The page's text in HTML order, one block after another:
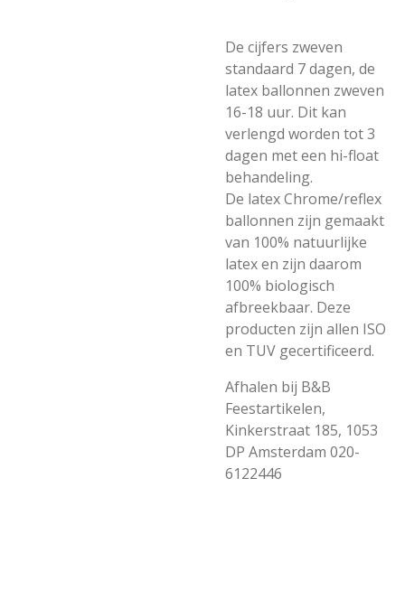
De cijfers zweven
standaard 7 dagen, de
latex ballonnen zweven
16-18 uur. Dit kan
verlengd worden tot 3
dagen met een hi-float
behandeling.
De latex Chrome/reflex
ballonnen zijn gemaakt
van 100% natuurlijke
latex en zijn daarom
100% biologisch
afbreekbaar. Deze
producten zijn allen ISO
en TUV gecertificeerd.
Afhalen bij B&B
Feestartikelen,
Kinkerstraat 185, 1053
DP Amsterdam 020-
6122446